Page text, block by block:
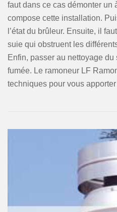
faut dans ce cas démonter un
compose cette installation.
l’état du brûleur. Ensuite, il
suie qui obstruent les
Enfin, passer au nettoyage du
fumée. Le ramoneur LF
techniques pour vous